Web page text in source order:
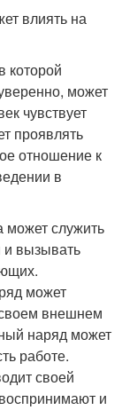
влиять на
которой
может
чувствует
проявлять
отношение к
в
служить
и вызывать
может
внешнем
наряд может
работе.
своей
и